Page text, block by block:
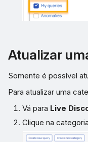
Atualizar
Somente é possível
Para atualizar uma
Vá para Live
Clique na